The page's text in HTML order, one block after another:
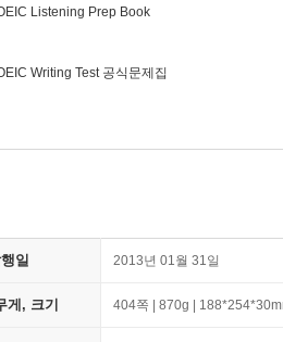
Listening Prep Book
Writing Test 공식문제집
일 2013년 01월 31일
게, 크기 404쪽 | 870g |